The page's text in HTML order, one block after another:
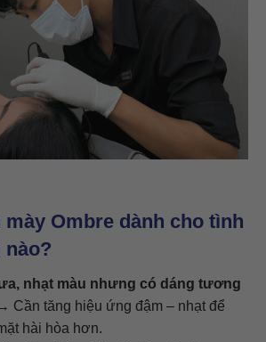
mày Ombre dành cho tình
nào?
nhạt màu nhưng có dáng tương
Cần tăng hiệu ứng đậm – nhạt để
hài hòa hơn.